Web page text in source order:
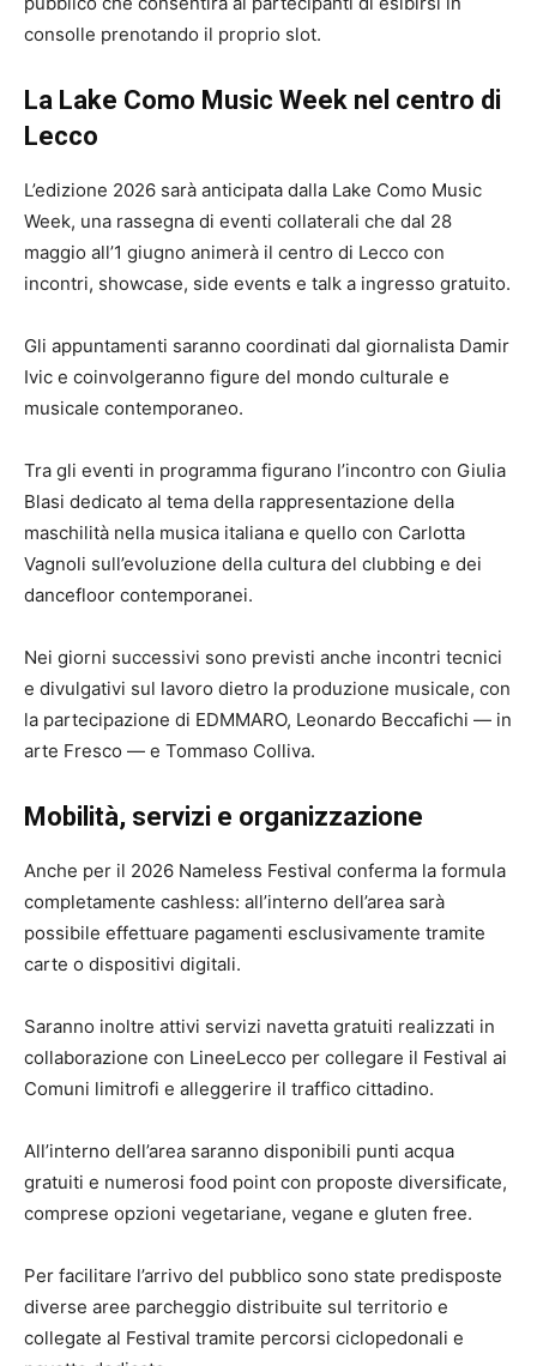
consolle prenotando il proprio slot.
La Lake Como Music Week nel centro di
Lecco
L’edizione 2026 sarà anticipata dalla Lake Como Music
Week, una rassegna di eventi collaterali che dal 28
maggio all’1 giugno animerà il centro di Lecco con
incontri, showcase, side events e talk a ingresso gratuito.
Gli appuntamenti saranno coordinati dal giornalista Damir
Ivic e coinvolgeranno figure del mondo culturale e
musicale contemporaneo.
Tra gli eventi in programma figurano l’incontro con Giulia
Blasi dedicato al tema della rappresentazione della
maschilità nella musica italiana e quello con Carlotta
Vagnoli sull’evoluzione della cultura del clubbing e dei
dancefloor contemporanei.
Nei giorni successivi sono previsti anche incontri tecnici
e divulgativi sul lavoro dietro la produzione musicale, con
la partecipazione di EDMMARO, Leonardo Beccafichi — in
arte Fresco — e Tommaso Colliva.
Mobilità, servizi e organizzazione
Anche per il 2026 Nameless Festival conferma la formula
completamente cashless: all’interno dell’area sarà
possibile effettuare pagamenti esclusivamente tramite
carte o dispositivi digitali.
Saranno inoltre attivi servizi navetta gratuiti realizzati in
collaborazione con LineeLecco per collegare il Festival ai
Comuni limitrofi e alleggerire il traffico cittadino.
All’interno dell’area saranno disponibili punti acqua
gratuiti e numerosi food point con proposte diversificate,
comprese opzioni vegetariane, vegane e gluten free.
Per facilitare l’arrivo del pubblico sono state predisposte
diverse aree parcheggio distribuite sul territorio e
collegate al Festival tramite percorsi ciclopedonali e